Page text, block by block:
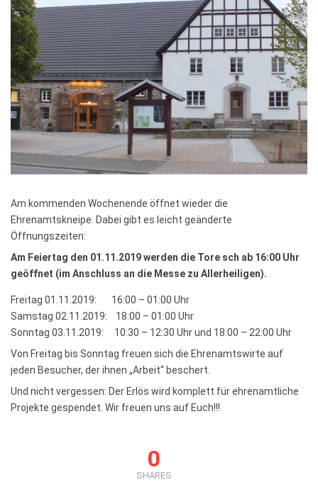
Am kommenden Wochenende öffnet wieder die
Ehrenamtskneipe. Dabei gibt es leicht geänderte
Öffnungszeiten:
Am Feiertag den 01.11.2019 werden die Tore sch ab 16:00 Uhr
geöffnet (im Anschluss an die Messe zu Allerheiligen).
Freitag 01.11.2019: 16:00 – 01:00 Uhr
Samstag 02.11.2019: 18:00 – 01:00 Uhr
Sonntag 03.11.2019: 10:30 – 12:30 Uhr und 18:00 – 22:00 Uhr
Von Freitag bis Sonntag freuen sich die Ehrenamtswirte auf
jeden Besucher, der ihnen „Arbeit“ beschert.
Und nicht vergessen: Der Erlös wird komplett für ehrenamtliche
Projekte gespendet. Wir freuen uns auf Euch!!!
0
SHARES